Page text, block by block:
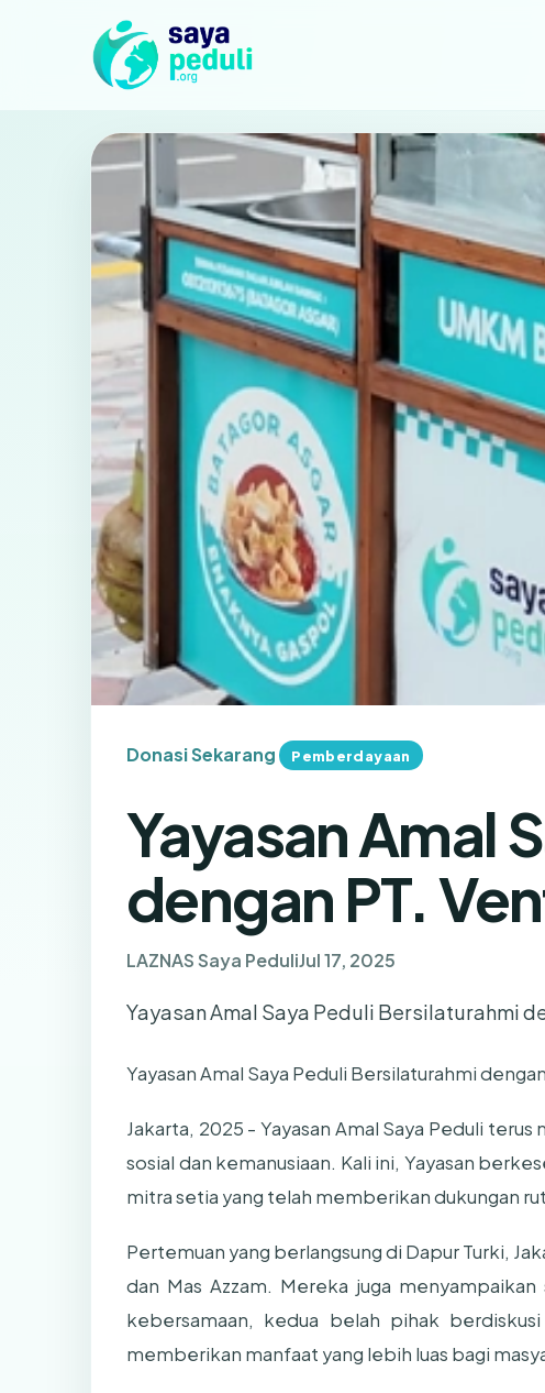
Donasi Sekarang Pemberdayaan
Yayasan Amal
dengan PT.
LAZNAS Saya PeduliJul 17, 2025
Yayasan Amal Saya Peduli Bersilaturahmi
Yayasan Amal Saya Peduli Bersilaturahmi
Jakarta, 2025 - Yayasan Amal Saya Peduli
sosial dan kemanusiaan. Kali ini, Yayasan
mitra setia yang telah memberikan dukungan
Pertemuan yang berlangsung di Dapur Turki,
dan Mas Azzam. Mereka juga
kebersamaan, kedua belah pihak
memberikan manfaat yang lebih luas bagi